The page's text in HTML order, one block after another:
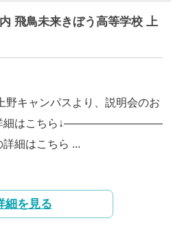
飛鳥未来きぼう高等学校 上
野キャンパスより、説明会のお
詳細はこちら↓—————————
細はこちら ...
細を見る